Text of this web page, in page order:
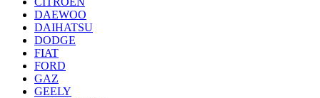
DAEWOO
DAIHATSU
DODGE
FIAT
FORD
GAZ
GEELY